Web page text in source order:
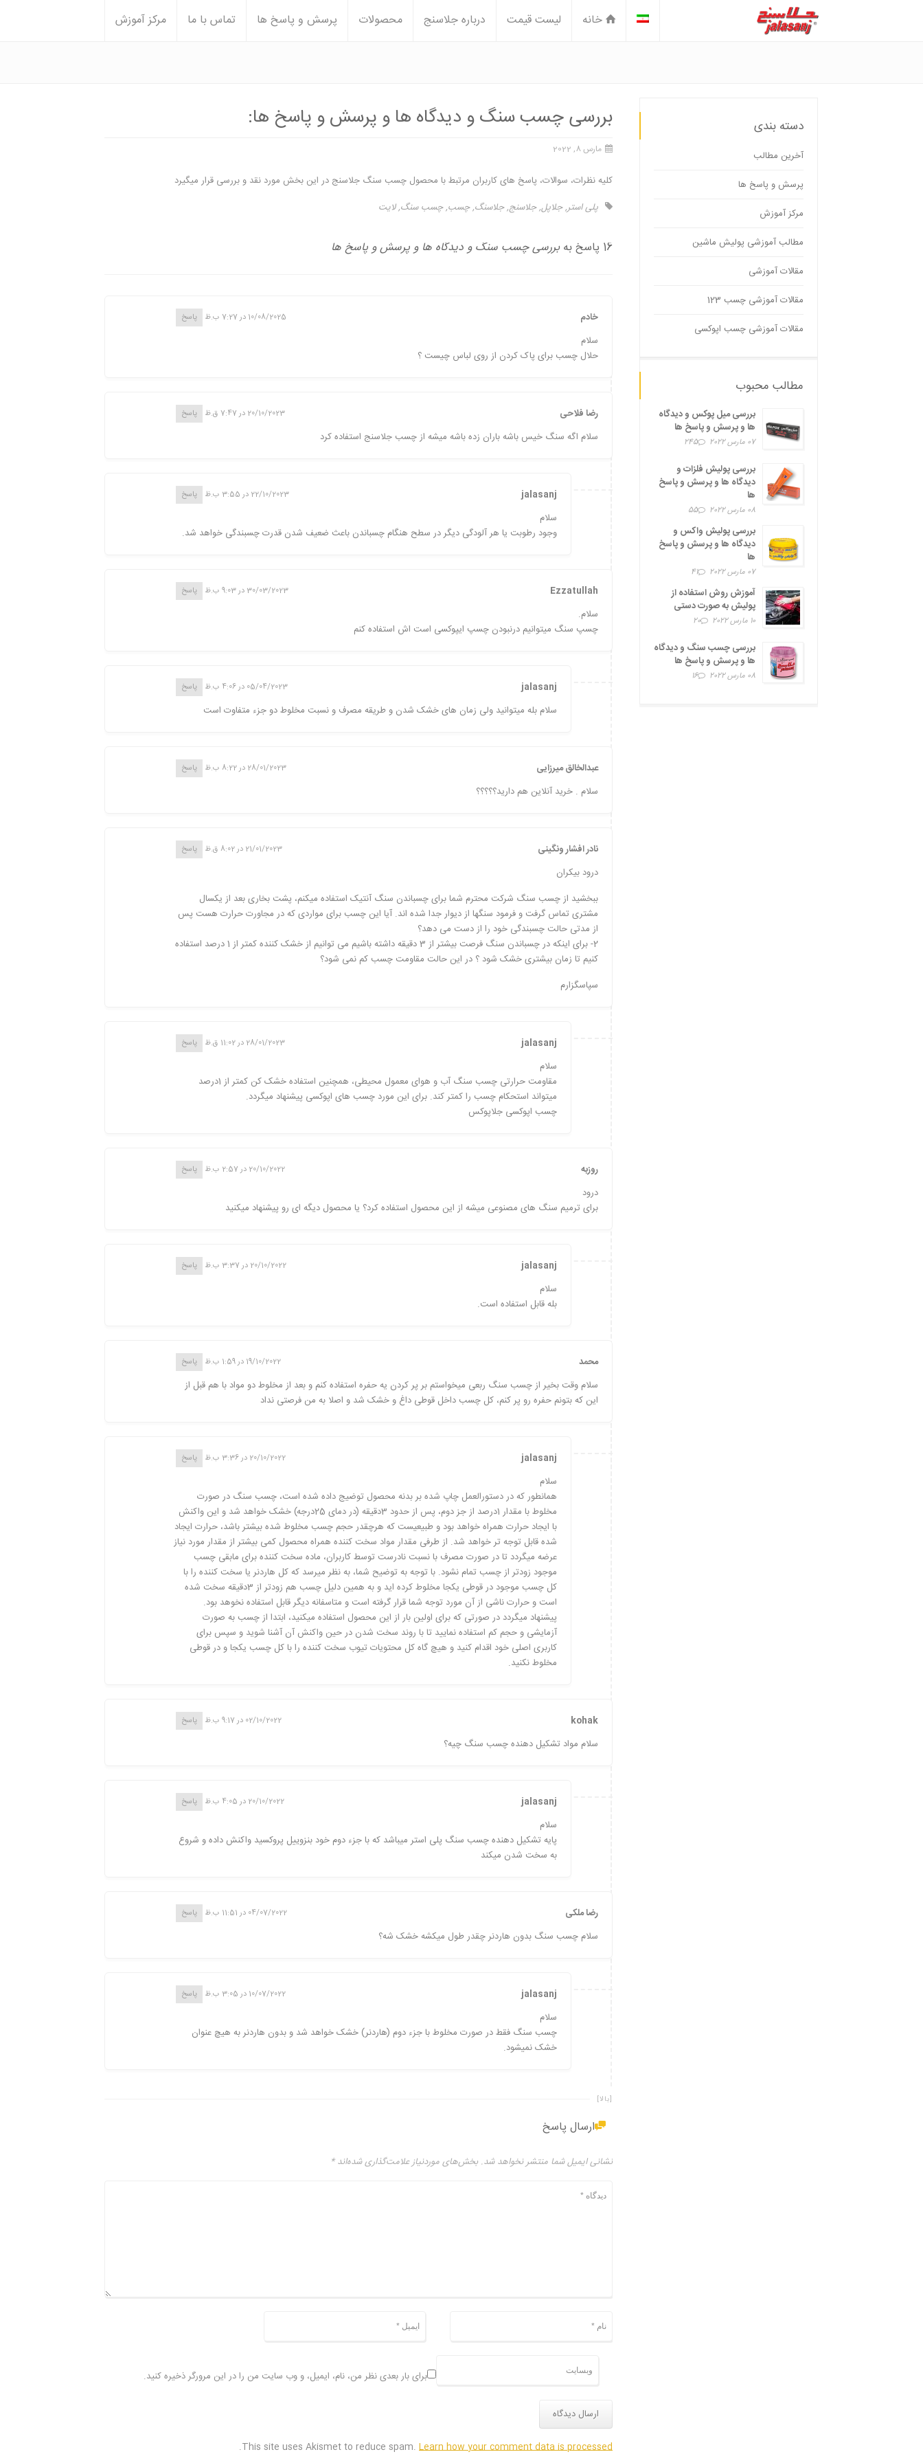
خانه لیست قیمت درباره جلاسنج محصولات پرسش و پاسخ ها تماس با ما مرکز آموزش
بررسی چسب سنگ و دیدگاه ها و پرسش و پاسخ ها:
مارس 8, 2022
کلیه نظرات، سوالات، پاسخ های کاربران مرتبط با محصول چسب سنگ جلاسنج در این بخش مورد نقد و بررسی قرار میگیرد
پلی استر,جلاپل,جلاسنج,جلاسنگ,چسب,چسب سنگ,لایت
16 پاسخ به بررسی چسب سنگ و دیدگاه ها و پرسش و پاسخ ها
خادم 10/08/2025 در 7:27 ب.ظ پاسخ
سلام
حلال چسب برای پاک کردن از روی لباس چیست ؟
رضا فلاحی 20/10/2023 در 7:47 ق.ظ پاسخ
سلام اگه سنگ خیس باشه باران زده باشه میشه از چسب جلاسنج استفاده کرد
jalasanj 22/10/2023 در 3:55 ب.ظ پاسخ
سلام
وجود رطوبت یا هر آلودگی دیگر در سطح هنگام چسباندن باعث ضعیف شدن قدرت چسبندگی خواهد شد.
Ezzatullah 30/03/2023 در 9:03 ب.ظ پاسخ
سلام.
چسپ سنگ میتوانیم درنبودن چسپ ایپوکسی است اش استفاده کنم
jalasanj 05/04/2023 در 4:06 ب.ظ پاسخ
سلام بله میتوانید ولی زمان های خشک شدن و طریقه مصرف و نسبت مخلوط دو جزء متفاوت است
عبدالخالق میرزایی 28/01/2023 در 8:22 ب.ظ پاسخ
سلام . خرید آنلاین هم دارید؟؟؟؟؟
نادر افشار ونگینی 21/01/2023 در 8:02 ق.ظ پاسخ
درود بیکران
ببخشید از چسب سنگ شرکت محترم شما برای چسباندن سنگ آنتیک استفاده میکنم، پشت بخاری بعد از یکسال
مشتری تماس گرفت و فرمود سنگها از دیوار جدا شده اند. آیا این چسب برای مواردی که در مجاورت حرارت هست پس
از مدتی حالت چسبندگی خود را از دست می دهد؟
2- برای اینکه در چسباندن سنگ فرصت بیشتر از 3 دقیقه داشته باشیم می توانیم از خشک کننده کمتر از 1 درصد استفاده
کنیم تا زمان بیشتری خشک شود ؟ در این حالت مقاومت چسب کم نمی شود؟
سپاسگزارم
jalasanj 28/01/2023 در 11:02 ق.ظ پاسخ
سلام
مقاومت حرارتی چسب سنگ آب و هوای معمول محیطی، همچنین استفاده خشک کن کمتر از 1درصد
میتواند استحکام چسب را کمتر کند. برای این مورد چسب های اپوکسی پیشنهاد میگردد.
چسب اپوکسی جلاپوکس
روزبه 20/10/2022 در 2:57 ب.ظ پاسخ
درود
برای ترمیم سنگ های مصنوعی میشه از این محصول استفاده کرد؟ یا محصول دیگه ای رو پیشنهاد میکنید
jalasanj 20/10/2022 در 3:37 ب.ظ پاسخ
سلام
بله قابل استفاده است.
محمد 19/10/2022 در 1:59 ب.ظ پاسخ
سلام وقت بخیر از چسب سنگ ربعی میخواستم بر پر کردن یه حفره استفاده کنم و بعد از مخلوط دو مواد با هم قبل از
این که بتونم حفره رو پر کنم، کل چسب داخل قوطی داغ و خشک شد و اصلا به من فرصتی نداد
jalasanj 20/10/2022 در 3:36 ب.ظ پاسخ
سلام
همانطور که در دستورالعمل چاپ شده بر بدنه محصول توضیج داده شده است، چسب سنگ در صورت
مخلوط با مقدار 1درصد از جز دوم، پس از حدود 3دقیقه (در دمای 25درجه) خشک خواهد شد و این واکنش
با ایجاد حرارت همراه خواهد بود و طبیعیست که هرچقدر حجم چسب مخلوط شده بیشتر باشد، حرارت ایجاد
شده قابل توجه تر خواهد شد. از طرفی مقدار مواد سخت کننده همراه محصول کمی بیشتر از مقدار مورد نیاز
عرضه میگردد تا در صورت مصرف با نسبت نادرست توسط کاربران، ماده سخت کننده برای مابقی چسب
موجود زودتر از چسب تمام نشود. با توجه به توضیح شما، به نظر میرسد که کل هاردنر یا سخت کننده را با
کل چسب موجود در قوطی یکجا مخلوط کرده اید و به همین دلیل چسب هم زودتر از 3دقیقه سخت شده
است و حرارت ناشی از آن مورد توجه شما قرار گرفته است و متاسفانه دیگر قابل استفاده نخوهد بود.
پیشنهاد میگردد در صورتی که برای اولین بار از این محصول استفاده میکنید، ابتدا از چسب به صورت
آزمایشی و حجم کم استفاده نمایید تا با روند سخت شدن در حین واکنش آن آشنا شوید و سپس برای
کاربری اصلی خود اقدام کنید و هیچ گاه کل محتویات تیوب سخت کننده را با کل چسب یکجا و در قوطی
مخلوط نکنید.
kohak 02/10/2022 در 9:17 ب.ظ پاسخ
سلام مواد تشکیل دهنده چسب سنگ چیه؟
jalasanj 20/10/2022 در 4:05 ب.ظ پاسخ
سلام
پایه تشکیل دهنده چسب سنگ پلی استر میباشد که با جزء دوم خود بنزوییل پروکسید واکنش داده و شروع
به سخت شدن میکند
رضا ملکی 04/07/2022 در 11:51 ب.ظ پاسخ
سلام چسب سنگ بدون هاردنر چقدر طول میکشه خشک شه؟
jalasanj 10/07/2022 در 3:05 ب.ظ پاسخ
سلام
چسب سنگ فقط در صورت مخلوط با جزء دوم (هاردنر) خشک خواهد شد و بدون هاردنر به هیچ عنوان
خشک نمیشود.
[بالا]
ارسال پاسخ
نشانی ایمیل شما منتشر نخواهد شد. بخش‌های موردنیاز علامت‌گذاری شده‌اند*
برای بار بعدی نظر من، نام، ایمیل، و وب سایت من را در این مرورگر ذخیره کنید.
This site uses Akismet to reduce spam. Learn how your comment data is processed
.
دسته بندی
آخرین مطالب
پرسش و پاسخ ها
مرکز آموزش
مطالب آموزشی پولیش ماشین
مقالات آموزشی
مقالات آموزشی چسب 123
مقالات آموزشی چسب اپوکسی
مطالب محبوب
بررسی میل پوکس و دیدگاه
ها و پرسش و پاسخ ها
07 مارس 2022 245
بررسی پولیش فلزات و
دیدگاه ها و پرسش و پاسخ
ها
08 مارس 2022 55
بررسی پولیش واکس و
دیدگاه ها و پرسش و پاسخ
ها
07 مارس 2022 41
آموزش روش استفاده از
پولیش به صورت دستی
10 مارس 2022 20
بررسی چسب سنگ و دیدگاه
ها و پرسش و پاسخ ها
08 مارس 2022 16